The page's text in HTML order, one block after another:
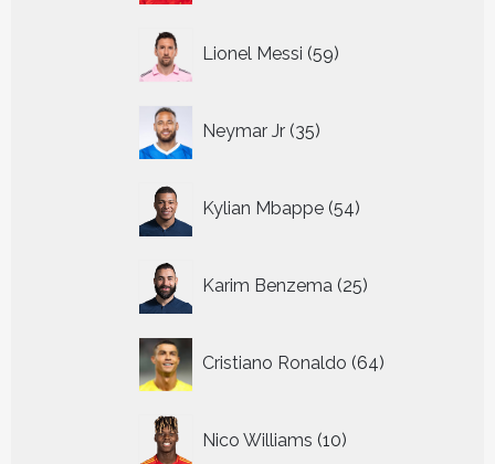
Lionel Messi 59
producten
Neymar Jr 35
producten
Kylian Mbappe 54
producten
Karim Benzema 25
producten
Cristiano Ronaldo 64
producten
Nico Williams 10
producten